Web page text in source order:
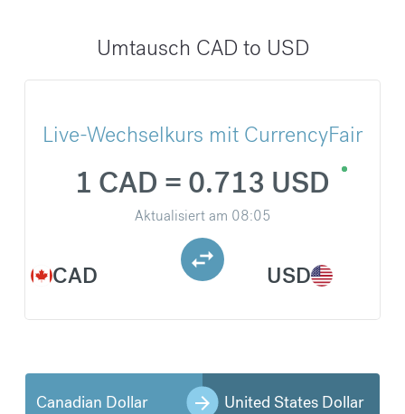
Umtausch CAD to USD
Live-Wechselkurs mit CurrencyFair
CAD
1 CAD = 0.713 USD
Aktualisiert am 08:05
USD
Canadian Dollar United States Dollar